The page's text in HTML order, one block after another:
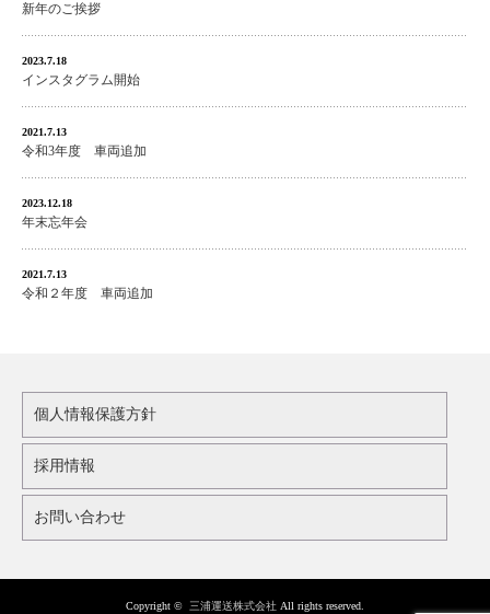
新年のご挨拶
2023.7.18
インスタグラム開始
2021.7.13
令和3年度 車両追加
2023.12.18
年末忘年会
2021.7.13
令和２年度 車両追加
個人情報保護方針
採用情報
お問い合わせ
Copyright © 三浦運送株式会社 All rights reserved.